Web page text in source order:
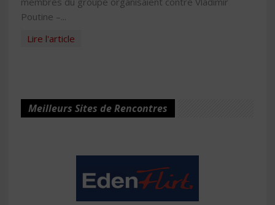
Poutine –...
Lire l'article
Meilleurs Sites de Rencontres